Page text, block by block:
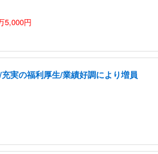
5,000円
充実の福利厚生/業績好調により増員